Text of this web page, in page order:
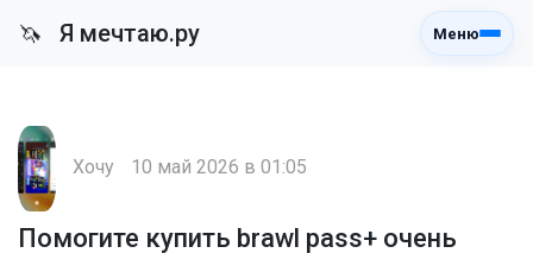
🦄 Я мечтаю.ру Меню
Хочу 10 май 2026 в 01:05
Помогите купить brawl pass+ очень